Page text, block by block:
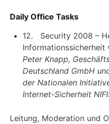
Daily Office Tasks
12. Security 2008 –
Informationssicherheit
Peter Knapp,
Deutschland GmbH
der Nationalen
Internet-Sicherheit
Leitung, Moderation und